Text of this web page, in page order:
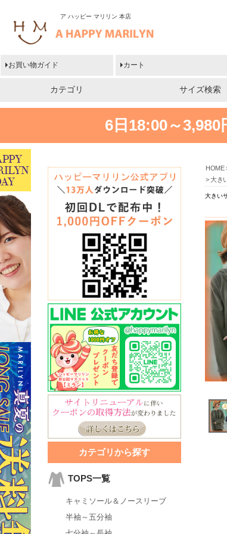
ア ハッピー マリリン 本店
お買い物ガイド カート
カテゴリ サイズ検索
6日18:00～3,980
カテゴリから探す
TOPS一覧
キャミソール＆ノースリーブ
半袖～五分袖
HOME
大き
大きい